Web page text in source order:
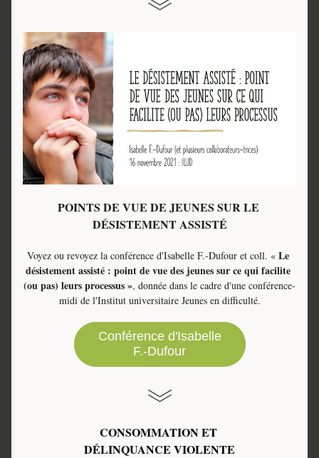
POINTS DE VUE DE JEUNES SUR LE
DÉSISTEMENT ASSISTÉ
Voyez ou revoyez la conférence d'Isabelle F.-Dufour et coll. « Le
désistement assisté : point de vue des jeunes sur ce qui facilite
(ou pas) leurs processus », donnée dans le cadre d'une conférence-
midi de l'Institut universitaire Jeunes en difficulté.
Conférence d'Isabelle
F.-Dufour
CONSOMMATION ET
DÉLINQUANCE VIOLENTE